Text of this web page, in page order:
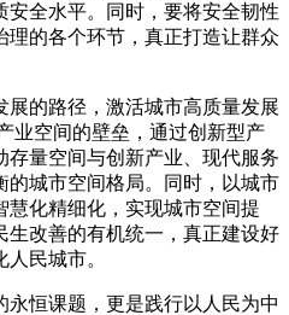
安全水平。同时，要将安全韧性
的各个环节，真正打造让群众
的路径，激活城市高质量发展
业空间的壁垒，通过创新型产
存量空间与创新产业、现代服务
的城市空间格局。同时，以城市
化精细化，实现城市空间提
生改善的有机统一，真正建设好
民城市。
恒课题，更是践行以人民为中